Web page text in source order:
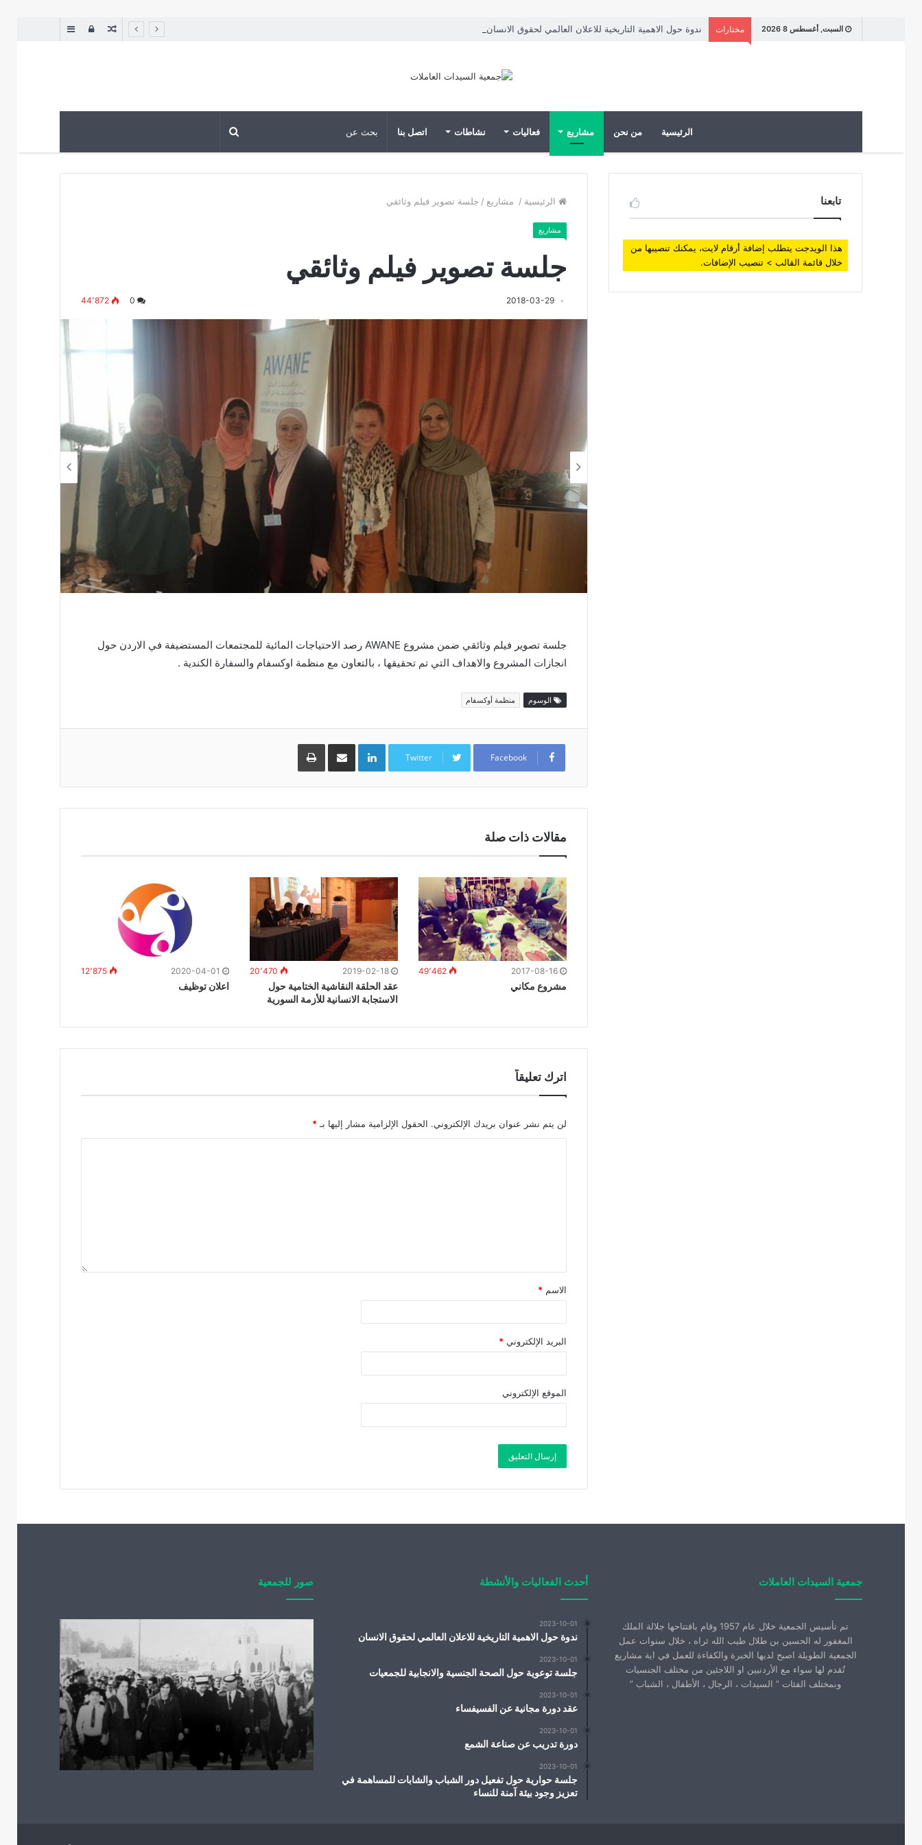
السبت, أغسطس 8 2026 مختارات ندوة حول الاهمية التاريخية للاعلان العالمي لحقوق الانسان إضافةتسجيلمقال
الرئيسية من نحن مشاريع فعاليات نشاطات اتصل بنا
الرئيسية / مشاريع / جلسة تصوير فيلم وثائقي
مشاريع
جلسة تصوير فيلم وثائقي
2018-03-29 44٬872
جلسة تصوير فيلم وثائقي ضمن مشروع AWANE رصد الاحتياجات المائية للمجتمعات المستضيفة في الاردن حول
انجازات المشروع والاهداف التي تم تحقيقها ، بالتعاون مع منظمة اوكسفام والسفارة الكندية .
الوسوم منظمة أوكسفام
Facebook
Twitter
LinkedInمشاركة
البريد
طباعة
مقالات ذات صلة
2017-08-16 49٬462
مشروع مكاني
2019-02-18 20٬470
عقد الحلقة النقاشية الختامية حول
الاستجابة الانسانية للأزمة السورية
2020-04-01 12٬875
اعلان توظيف
اترك تعليقاً
لن يتم نشر عنوان بريدك الإلكتروني. الحقول الإلزامية مشار إليها بـ *
الاسم *
البريد الإلكتروني *
الموقع الإلكتروني
تابعنا
هذا الويدجت يتطلب إضافة أرقام لايت، يمكنك تنصيبها من
خلال قائمة القالب > تنصيب الإضافات.
جمعية السيدات العاملات
تم تأسيس الجمعية خلال عام 1957 وقام بافتتاحها جلالة الملك
المغفور له الحسين بن طلال طيب الله ثراه ، خلال سنوات عمل
الجمعية الطويلة اصبح لديها الخبرة والكفاءة للعمل في اية مشاريع
تُقدم لها سواء مع الأردنيين او اللاجئين من مختلف الجنسيات
وبمختلف الفئات ” السيدات ، الرجال ، الأطفال ، الشباب ”
أحدث الفعاليات والأنشطة
2023-10-01
ندوة حول الاهمية التاريخية للاعلان العالمي لحقوق الانسان
2023-10-01
جلسة توعوية حول الصحة الجنسية والانجابية للجمعيات
2023-10-01
عقد دورة مجانية عن الفسيفساء
2023-10-01
دورة تدريب عن صناعة الشمع
2023-10-01
جلسة حوارية حول تفعيل دور الشباب والشابات للمساهمة في
تعزيز وجود بيئة آمنة للنساء
صور للجمعية
افتتاح الجمعية